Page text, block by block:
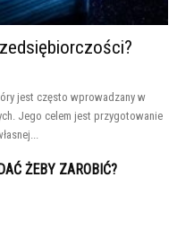
jest często wprowadzany w
Jego celem jest przygotowanie
ŻEBY ZAROBIĆ?